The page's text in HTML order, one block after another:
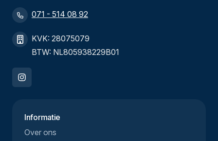
071 - 514 08 92
KVK: 28075079
BTW: NL805938229B01
Informatie
Over ons